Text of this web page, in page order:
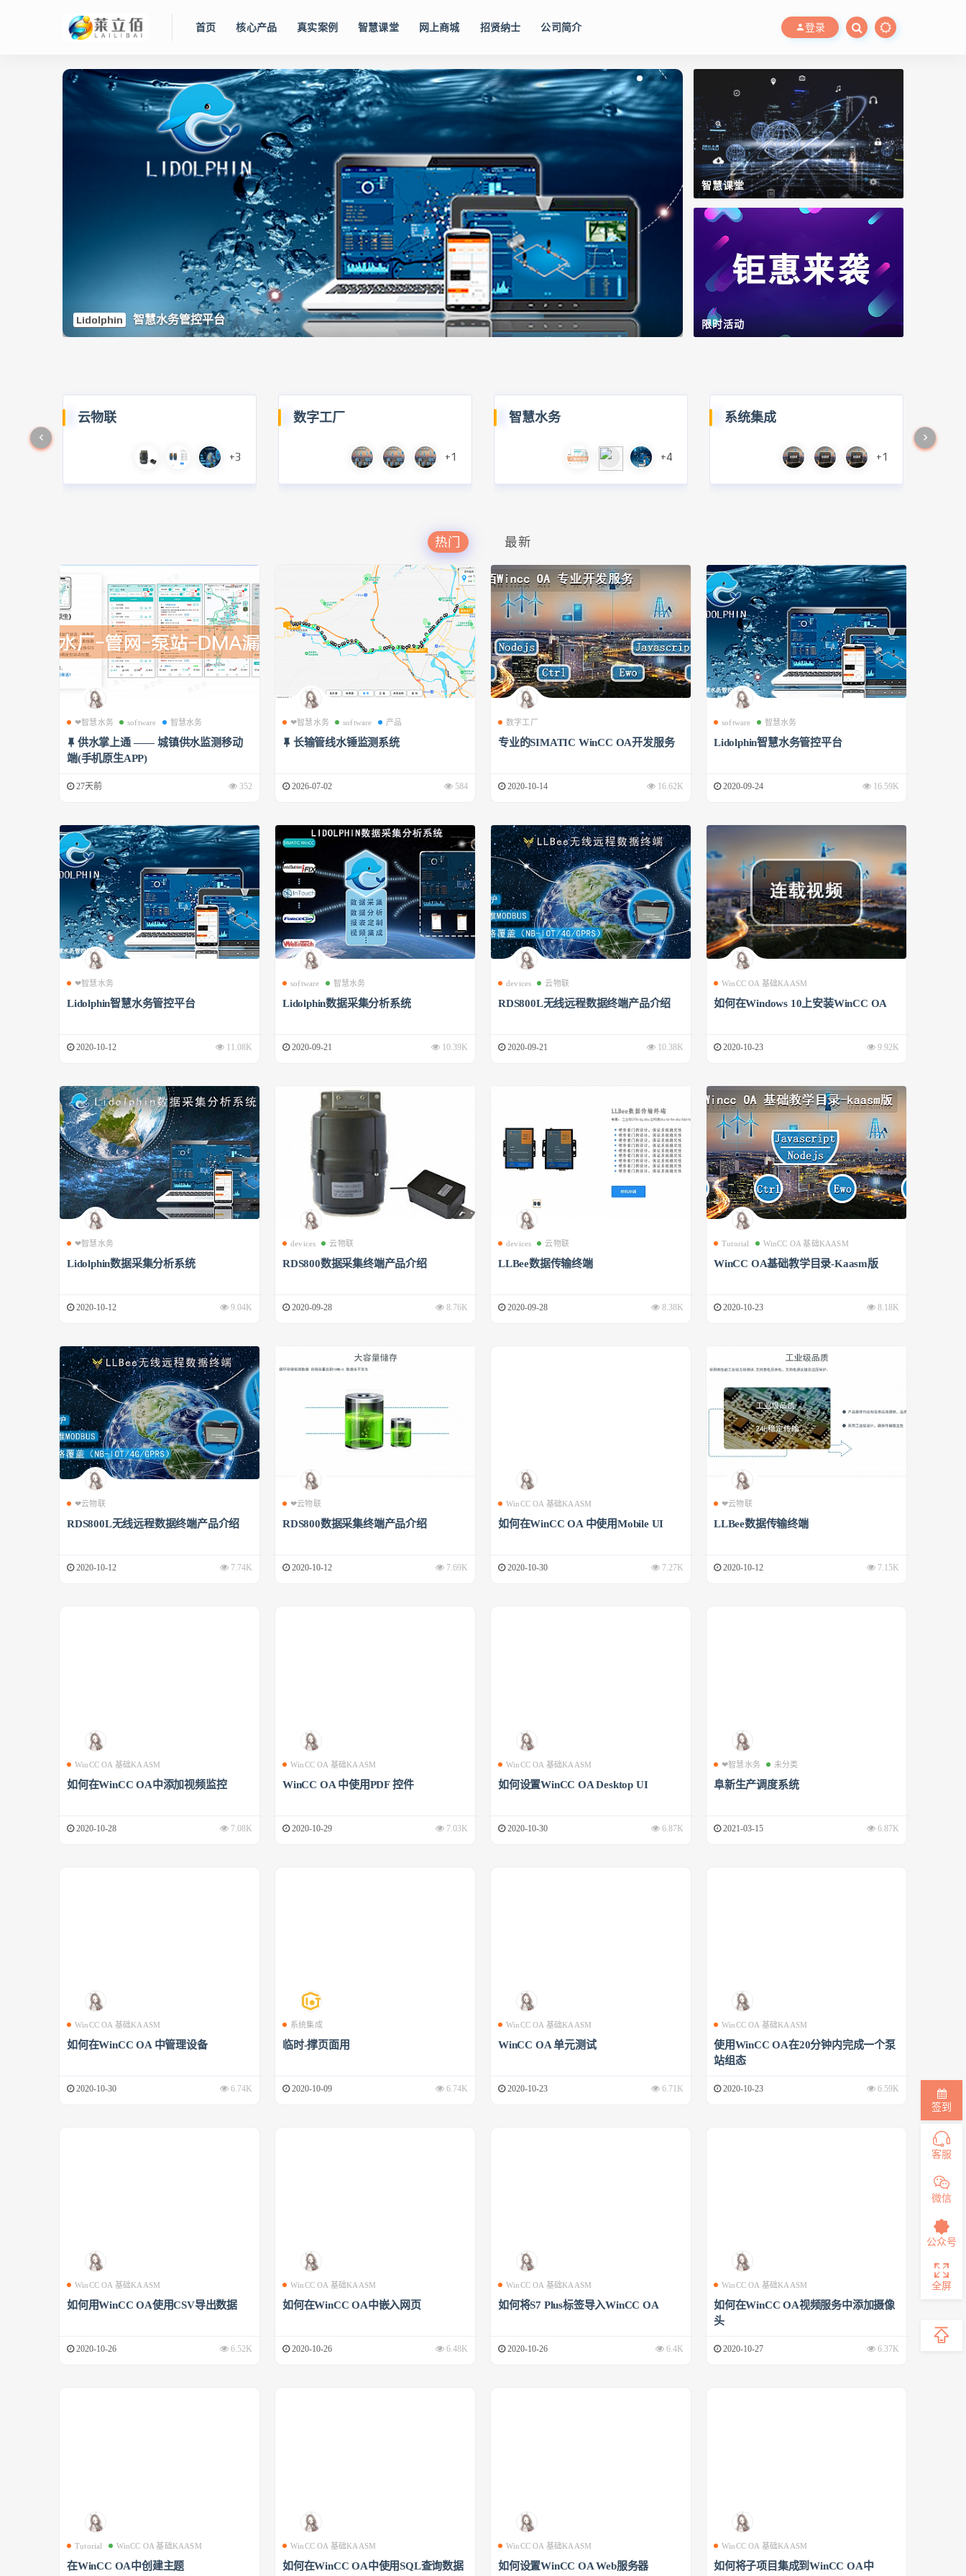
首页 核心产品 真实案例 智慧课堂 网上商城 招贤纳士 公司简介 登录
Lidolphin 智慧水务管控平台
智慧课堂
限时活动
云物联
+3
数字工厂
+1
智慧水务
+4
系统集成
+1
热门 最新
❤智慧水务 software 智慧水务
供水掌上通 —— 城镇供水监测移动
端(手机原生APP)
27天前 352
❤智慧水务 software 产品
长输管线水锤监测系统
2026-07-02 584
数字工厂
专业的SIMATIC WinCC OA开发服务
2020-10-14 16.62K
software 智慧水务
Lidolphin智慧水务管控平台
2020-09-24 16.59K
❤智慧水务
Lidolphin智慧水务管控平台
2020-10-12 11.08K
software 智慧水务
Lidolphin数据采集分析系统
2020-09-21 10.39K
devices 云物联
RDS800L无线远程数据终端产品介绍
2020-09-21 10.38K
WinCC OA 基础KAASM
如何在Windows 10上安装WinCC OA
2020-10-23 9.92K
❤智慧水务
Lidolphin数据采集分析系统
2020-10-12 9.04K
devices 云物联
RDS800数据采集终端产品介绍
2020-09-28 8.76K
devices 云物联
LLBee数据传输终端
2020-09-28 8.38K
Tutorial WinCC OA 基础KAASM
WinCC OA基础教学目录-Kaasm版
2020-10-23 8.18K
❤云物联
RDS800L无线远程数据终端产品介绍
2020-10-12 7.74K
❤云物联
RDS800数据采集终端产品介绍
2020-10-12 7.69K
WinCC OA 基础KAASM
如何在WinCC OA 中使用Mobile UI
2020-10-30 7.27K
❤云物联
LLBee数据传输终端
2020-10-12 7.15K
WinCC OA 基础KAASM
如何在WinCC OA中添加视频监控
2020-10-28 7.08K
WinCC OA 基础KAASM
WinCC OA 中使用PDF 控件
2020-10-29 7.03K
WinCC OA 基础KAASM
如何设置WinCC OA Desktop UI
2020-10-30 6.87K
❤智慧水务 未分类
阜新生产调度系统
2021-03-15 6.87K
WinCC OA 基础KAASM
如何在WinCC OA 中管理设备
2020-10-30 6.74K
系统集成
临时-撑页面用
2020-10-09 6.74K
WinCC OA 基础KAASM
WinCC OA 单元测试
2020-10-23 6.71K
WinCC OA 基础KAASM
使用WinCC OA在20分钟内完成一个泵
站组态
2020-10-23 6.59K
WinCC OA 基础KAASM
如何用WinCC OA使用CSV导出数据
2020-10-26 6.52K
WinCC OA 基础KAASM
如何在WinCC OA中嵌入网页
2020-10-26 6.48K
WinCC OA 基础KAASM
如何将S7 Plus标签导入WinCC OA
2020-10-26 6.4K
WinCC OA 基础KAASM
如何在WinCC OA视频服务中添加摄像
头
2020-10-27 6.37K
Tutorial WinCC OA 基础KAASM
在WinCC OA中创建主题
WinCC OA 基础KAASM
如何在WinCC OA中使用SQL查询数据
WinCC OA 基础KAASM
如何设置WinCC OA Web服务器
WinCC OA 基础KAASM
如何将子项目集成到WinCC OA中
签到
客服
微信
公众号
全屏